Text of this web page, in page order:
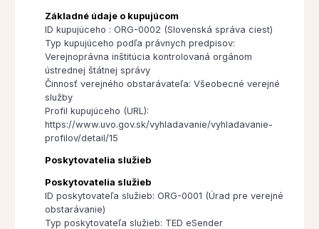
Základné údaje o kupujúcom
ID kupujúceho : ORG-0002 (Slovenská správa ciest)
Typ kupujúceho podľa právnych predpisov:
Verejnoprávna inštitúcia kontrolovaná orgánom
ústrednej štátnej správy
Činnosť verejného obstarávateľa: Všeobecné verejné
služby
Profil kupujúceho (URL):
https://www.uvo.gov.sk/vyhladavanie/vyhladavanie-
profilov/detail/15
Poskytovatelia služieb
Poskytovatelia služieb
ID poskytovateľa služieb: ORG-0001 (Úrad pre verejné
obstarávanie)
Typ poskytovateľa služieb: TED eSender